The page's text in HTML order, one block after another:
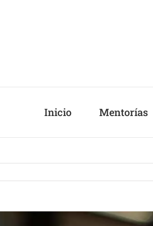
Inicio Mentorías